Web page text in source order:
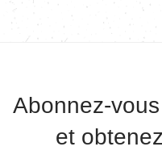
Abonnez-
et